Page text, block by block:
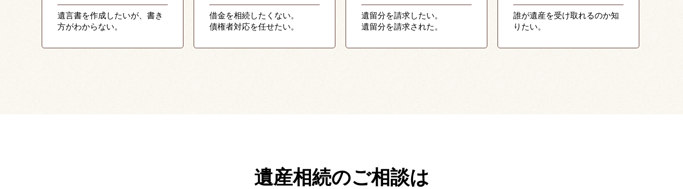
遺言書を作成したいが、書き
方がわからない。
借金を相続したくない。
債権者対応を任せたい。
遺留分を請求したい。
遺留分を請求された。
誰が遺産を受け取れるのか知
りたい。
遺産相続のご相談は